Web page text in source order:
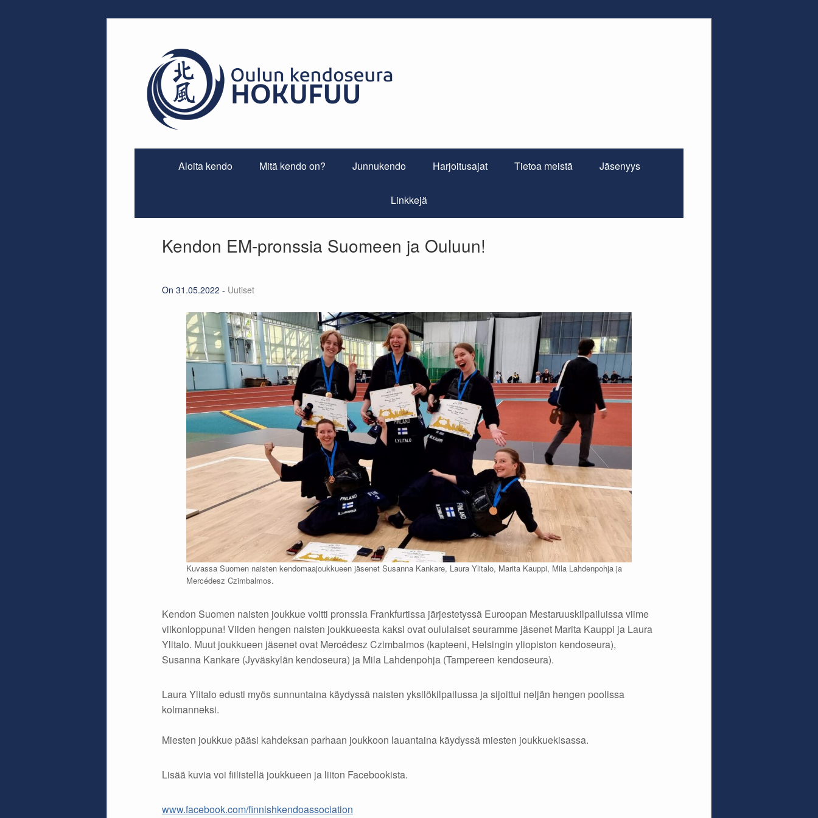
Aloita kendo Mitä kendo on? Junnukendo Harjoitusajat Tietoa meistä Jäsenyys
Linkkejä
Kendon EM-pronssia Suomeen ja Ouluun!
On 31.05.2022 - Uutiset
Kuvassa Suomen naisten kendomaajoukkueen jäsenet Susanna Kankare, Laura Ylitalo, Marita Kauppi, Mila Lahdenpohja ja
Mercédesz Czimbalmos.
Kendon Suomen naisten joukkue voitti pronssia Frankfurtissa järjestetyssä Euroopan Mestaruuskilpailuissa viime
viikonloppuna! Viiden hengen naisten joukkueesta kaksi ovat oululaiset seuramme jäsenet Marita Kauppi ja Laura
Ylitalo. Muut joukkueen jäsenet ovat Mercédesz Czimbalmos (kapteeni, Helsingin yliopiston kendoseura),
Susanna Kankare (Jyväskylän kendoseura) ja Mila Lahdenpohja (Tampereen kendoseura).
Laura Ylitalo edusti myös sunnuntaina käydyssä naisten yksilökilpailussa ja sijoittui neljän hengen poolissa
kolmanneksi.
Miesten joukkue pääsi kahdeksan parhaan joukkoon lauantaina käydyssä miesten joukkuekisassa.
Lisää kuvia voi fiilistellä joukkueen ja liiton Facebookista.
www.facebook.com/finnishkendoassociation